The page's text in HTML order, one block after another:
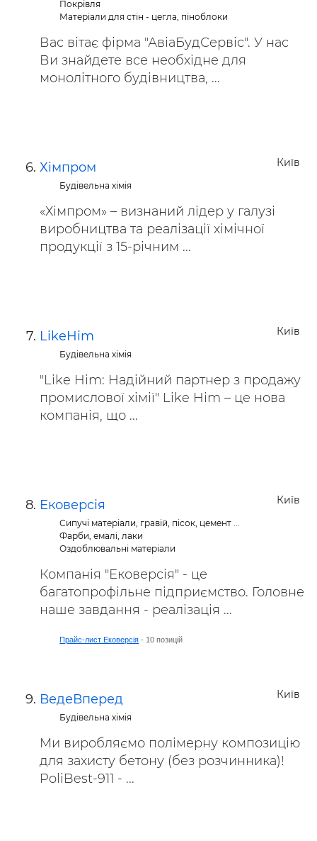
Покрівля
Матеріали для стін - цегла, піноблоки
Вас вітає фірма "АвіаБудСервіс". У нас
Ви знайдете все необхідне для
монолітного будівництва, ...
Київ
Хімпром
Будівельна хімія
«Хімпром» – визнаний лідер у галузі
виробництва та реалізації хімічної
продукції з 15-річним ...
Київ
LikeHim
Будівельна хімія
"Like Him: Надійний партнер з продажу
промислової хімії" Like Him – це нова
компанія, що ...
Київ
Ековерсія
Сипучі матеріали, гравій, пісок, цемент ...
Фарби, емалі, лаки
Оздоблювальні матеріали
Компанія "Ековерсія" - це
багатопрофільне підприємство. Головне
наше завдання - реалізація ...
Прайс-лист Ековерсія - 10 позицій
Київ
ВедеВперед
Будівельна хімія
Ми виробляємо полімерну композицію
для захисту бетону (без розчинника)!
PoliBest-911 - ...